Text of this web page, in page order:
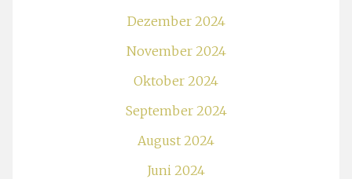
Dezember 2024
November 2024
Oktober 2024
September 2024
August 2024
Juni 2024